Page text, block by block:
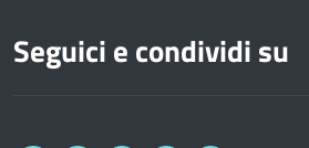
Seguici e condividi su